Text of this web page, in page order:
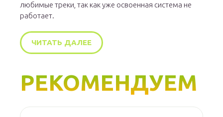
любимые треки, так как уже освоенная система не
работает.
ЧИТАТЬ ДАЛЕЕ
РЕКОМЕНДУЕМ